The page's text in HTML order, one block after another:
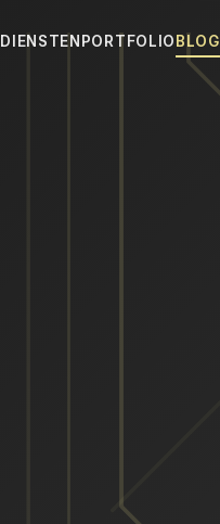
DIENSTEN PORTFOLIO BLOG